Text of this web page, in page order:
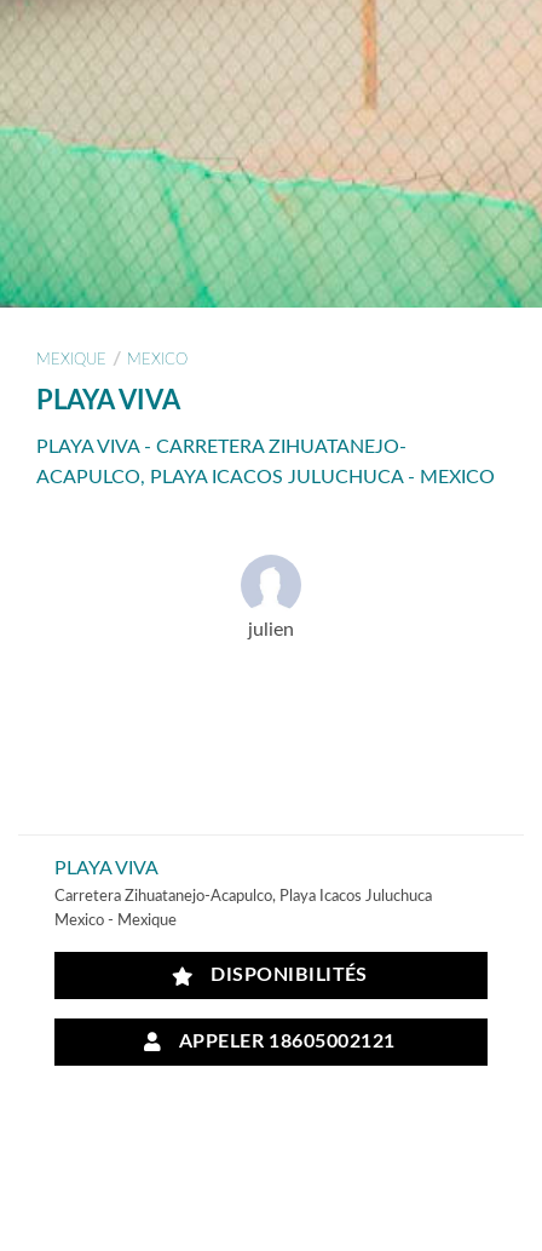
MEXIQUE / MEXICO
PLAYA VIVA
PLAYA VIVA - CARRETERA ZIHUATANEJO-
ACAPULCO, PLAYA ICACOS JULUCHUCA - MEXICO
julien
PLAYA VIVA
Carretera Zihuatanejo-Acapulco, Playa Icacos Juluchuca
Mexico - Mexique
DISPONIBILITÉS
APPELER 18605002121